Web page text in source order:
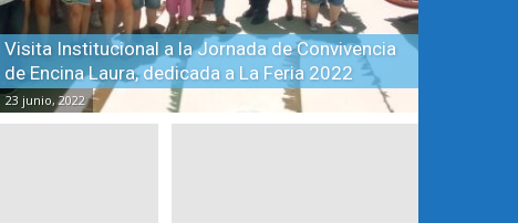
Visita Institucional a la Jornada de Convivencia
de Encina Laura, dedicada a La Feria 2022
23 junio, 2022